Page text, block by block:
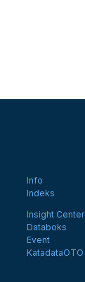
Info
Indeks
Insight Center
Databoks
Event
KatadataOTO